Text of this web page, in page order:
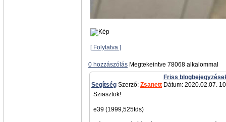
[ Folytatva ]
0 hozzászólás Megtekeintve 78068 alkalommal
Friss
Segítség Szerző: Zsanett Dátum: 2020.02.07.
Sziasztok!
e39 (1999,525tds)